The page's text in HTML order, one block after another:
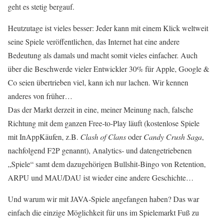
geht es stetig bergauf.
Heutzutage ist vieles besser: Jeder kann mit einem Klick weltweit
seine Spiele veröffentlichen, das Internet hat eine andere
Bedeutung als damals und macht somit vieles einfacher. Auch
über die Beschwerde vieler Entwickler 30% für Apple, Google &
Co seien übertrieben viel, kann ich nur lachen. Wir kennen
anderes von früher…
Das der Markt derzeit in eine, meiner Meinung nach, falsche
Richtung mit dem ganzen Free-to-Play läuft (kostenlose Spiele
mit InAppKäufen, z.B. Clash of ClansoderCandy Crush Saga,
nachfolgend F2P genannt), Analytics- und datengetriebenen
„Spiele“ samt dem dazugehörigen Bullshit-Bingo von Retention,
ARPU und MAU/DAU ist wieder eine andere Geschichte…
Und warum wir mit JAVA-Spiele angefangen haben? Das war
einfach die einzige Möglichkeit für uns im Spielemarkt Fuß zu